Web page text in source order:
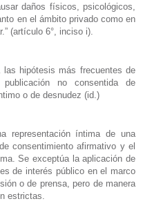
daños físicos, psicológicos,
en el ámbito privado como en
(artículo 6°, inciso i).
hipótesis más frecuentes de
no consentida de
o de desnudez (id.)
representación íntima de una
consentimiento afirmativo y el
Se exceptúa la aplicación de
de interés público en el marco
o de prensa, pero de manera
estrictas.